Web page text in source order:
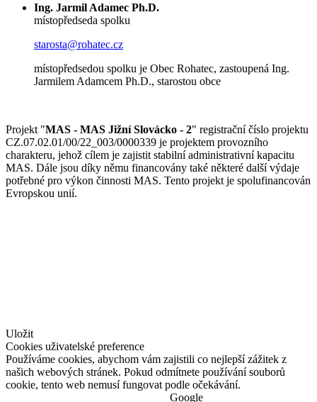
Ing. Jarmil Adamec Ph.D.
místopředseda spolku
starosta@rohatec.cz
místopředsedou spolku je Obec Rohatec, zastoupená Ing.
Jarmilem Adamcem Ph.D., starostou obce
Projekt "MAS - MAS Jižní Slovácko - 2" registrační číslo projektu
CZ.07.02.01/00/22_003/0000339 je projektem provozního
charakteru, jehož cílem je zajistit stabilní administrativní kapacitu
MAS. Dále jsou díky němu financovány také některé další výdaje
potřebné pro výkon činnosti MAS. Tento projekt je spolufinancován
Evropskou unií.
Uložit
Cookies uživatelské preference
Používáme cookies, abychom vám zajistili co nejlepší zážitek z
našich webových stránek. Pokud odmítnete používání souborů
cookie, tento web nemusí fungovat podle očekávání.
Google